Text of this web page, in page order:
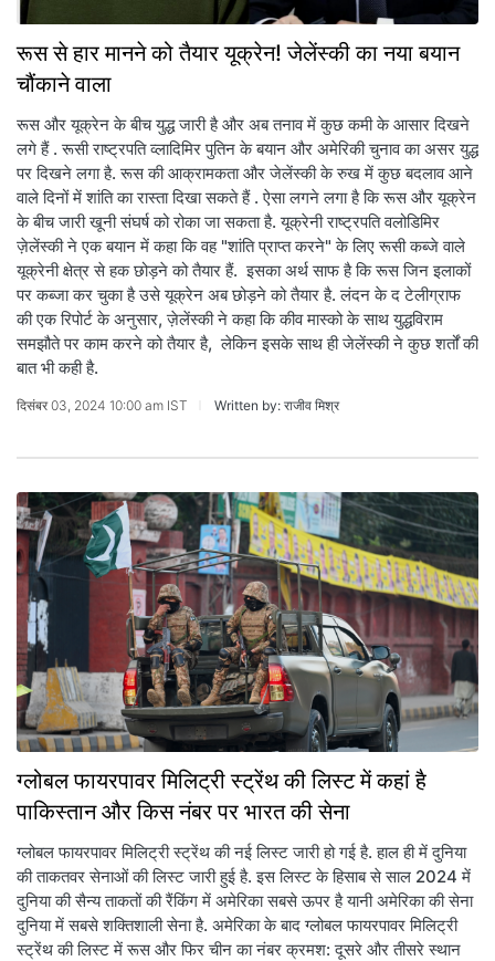
रूस से हार मानने को तैयार यूक्रेन! जेलेंस्की का नया बयान
चौंकाने वाला
रूस और यूक्रेन के बीच युद्ध जारी है और अब तनाव में कुछ कमी के आसार दिखने
लगे हैं . रूसी राष्ट्रपति व्लादिमिर पुतिन के बयान और अमेरिकी चुनाव का असर युद्ध
पर दिखने लगा है. रूस की आक्रामकता और जेलेंस्की के रुख में कुछ बदलाव आने
वाले दिनों में शांति का रास्ता दिखा सकते हैं . ऐसा लगने लगा है कि रूस और यूक्रेन
के बीच जारी खूनी संघर्ष को रोका जा सकता है. यूक्रेनी राष्ट्रपति वलोडिमिर
ज़ेलेंस्की ने एक बयान में कहा कि वह "शांति प्राप्त करने" के लिए रूसी कब्जे वाले
यूक्रेनी क्षेत्र से हक छोड़ने को तैयार हैं. इसका अर्थ साफ है कि रूस जिन इलाकों
पर कब्जा कर चुका है उसे यूक्रेन अब छोड़ने को तैयार है. लंदन के द टेलीग्राफ
की एक रिपोर्ट के अनुसार, ज़ेलेंस्की ने कहा कि कीव मास्को के साथ युद्धविराम
समझौते पर काम करने को तैयार है, लेकिन इसके साथ ही जेलेंस्की ने कुछ शर्तों की
बात भी कही है.
दिसंबर 03, 2024 10:00 am IST Written by: राजीव मिश्र
ग्लोबल फायरपावर मिलिट्री स्ट्रेंथ की लिस्ट में कहां है
पाकिस्तान और किस नंबर पर भारत की सेना
ग्लोबल फायरपावर मिलिट्री स्ट्रेंथ की नई लिस्ट जारी हो गई है. हाल ही में दुनिया
की ताकतवर सेनाओं की लिस्ट जारी हुई है. इस लिस्ट के हिसाब से साल 2024 में
दुनिया की सैन्य ताकतों की रैंकिंग में अमेरिका सबसे ऊपर है यानी अमेरिका की सेना
दुनिया में सबसे शक्तिशाली सेना है. अमेरिका के बाद ग्लोबल फायरपावर मिलिट्री
स्ट्रेंथ की लिस्ट में रूस और फिर चीन का नंबर क्रमश: दूसरे और तीसरे स्थान